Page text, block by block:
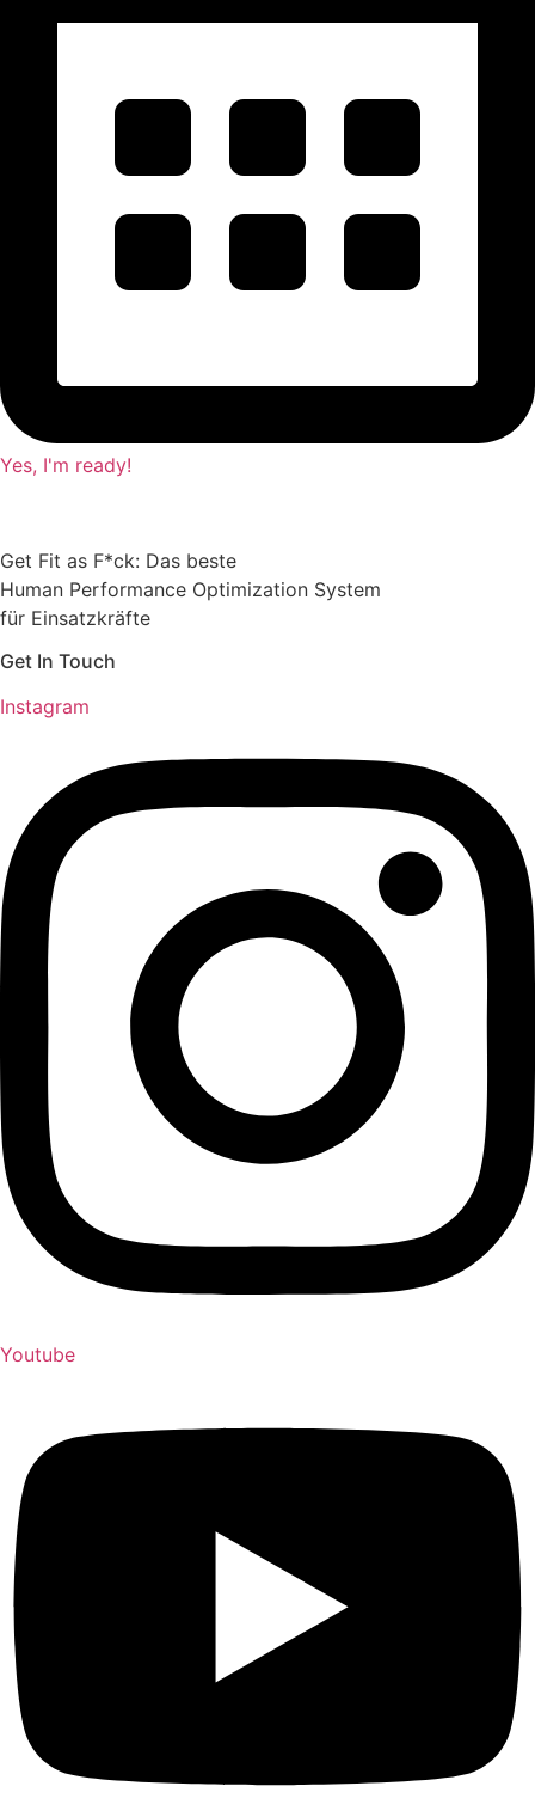
Yes, I'm ready!
Get Fit as F*ck: Das beste
Human Performance Optimization System
für Einsatzkräfte
Get In Touch
Instagram
Youtube